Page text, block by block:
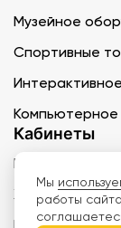
Музейное
Спортивные
Кабинеты
Психолог
Химия
Мы
работы